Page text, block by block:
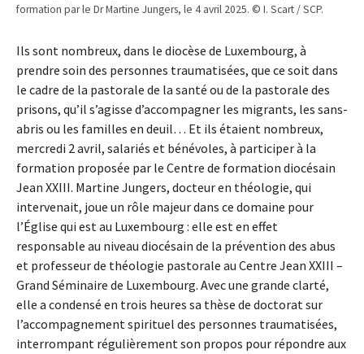
formation par le Dr Martine Jungers, le 4 avril 2025. © I. Scart / SCP.
Ils sont nombreux, dans le diocèse de Luxembourg, à
prendre soin des personnes traumatisées, que ce soit dans
le cadre de la pastorale de la santé ou de la pastorale des
prisons, qu’il s’agisse d’accompagner les migrants, les sans-
abris ou les familles en deuil… Et ils étaient nombreux,
mercredi 2 avril, salariés et bénévoles, à participer à la
formation proposée par le Centre de formation diocésain
Jean XXIII. Martine Jungers, docteur en théologie, qui
intervenait, joue un rôle majeur dans ce domaine pour
l’Église qui est au Luxembourg : elle est en effet
responsable au niveau diocésain de la prévention des abus
et professeur de théologie pastorale au Centre Jean XXIII –
Grand Séminaire de Luxembourg. Avec une grande clarté,
elle a condensé en trois heures sa thèse de doctorat sur
l’accompagnement spirituel des personnes traumatisées,
interrompant régulièrement son propos pour répondre aux